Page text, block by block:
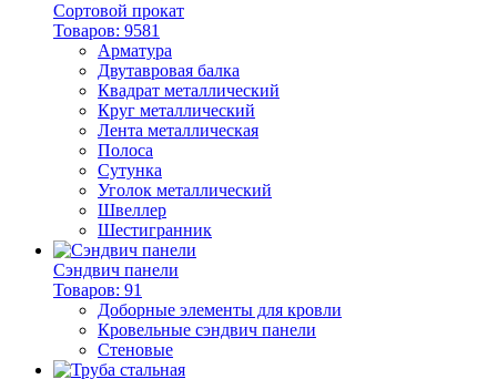
Сортовой прокат
Товаров: 9581
Арматура
Двутавровая балка
Квадрат металлический
Круг металлический
Лента металлическая
Полоса
Сутунка
Уголок металлический
Швеллер
Шестигранник
Сэндвич панели
Товаров: 91
Доборные элементы для кровли
Кровельные сэндвич панели
Стеновые